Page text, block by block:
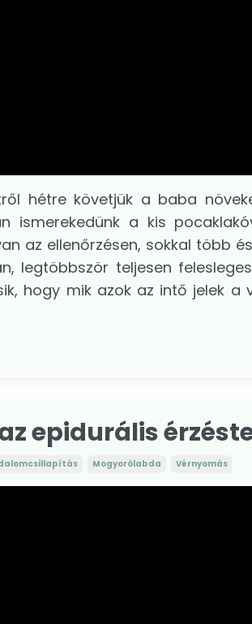
hétre követjük a baba
ismerekedünk a kis
az ellenőrzésen, sokkal több
legtöbbször teljesen
hogy mik azok az intő jelek a
epidurális
Mogyorólabda Vérnyomás